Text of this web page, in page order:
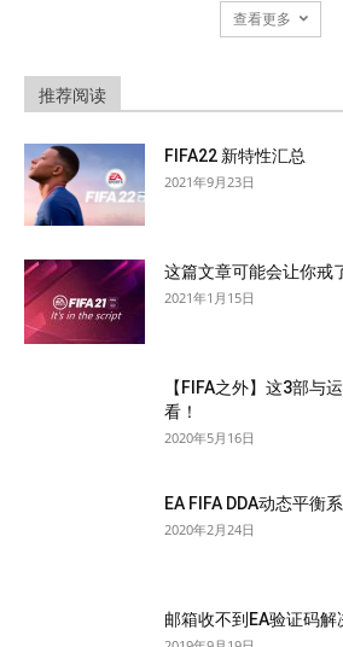
查看更多
推荐阅读
FIFA22 新特性汇总
2021年9月23日
这篇文章可能会让你戒
2021年1月15日
【FIFA之外】这3部与
看！
2020年5月16日
EA FIFA DDA动态平衡
2020年2月24日
邮箱收不到EA验证码解